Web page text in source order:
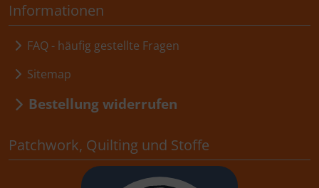
Informationen
FAQ - häufig gestellte Fragen
Sitemap
Bestellung widerrufen
Patchwork, Quilting und Stoffe